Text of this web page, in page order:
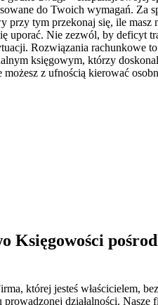
do Twoich wymagań. Za
tym przekonaj się, ile
Nie zezwól, by deficyt
Rozwiązania rachunkowe
księgowym, którzy
z ufnością kierować
Księgowości
której jesteś właścicielem,
działalności.